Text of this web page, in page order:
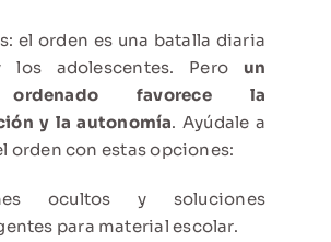
el orden es una batalla diaria
adolescentes. Pero un
favorece la
y la autonomía. Ayúdale a
orden con estas opciones:
ocultos y soluciones
para material escolar.